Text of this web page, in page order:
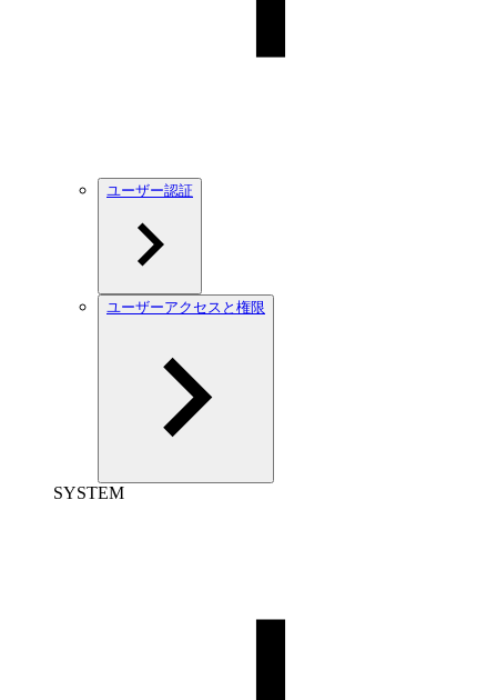
ユーザー認証
ユーザーアクセスと権限
SYSTEM